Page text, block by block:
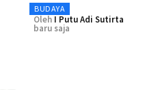
BUDAYA
Oleh I Putu Adi Sutirta
baru saja